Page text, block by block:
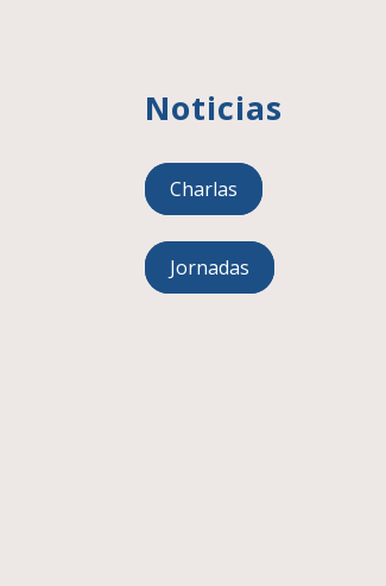
Noticias
Charlas
Jornadas